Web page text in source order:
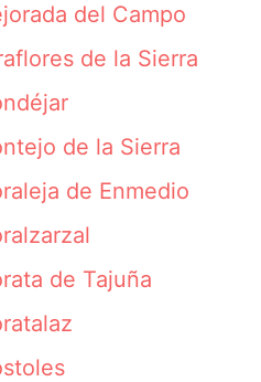
del Campo
de la Sierra
de la Sierra
de Enmedio
de Tajuña